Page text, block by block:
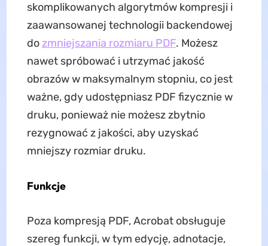
skomplikowanych algorytmów kompresji i
zaawansowanej technologii backendowej
dozmniejszania rozmiaru PDF. Możesz
nawet spróbować i utrzymać jakość
obrazów w maksymalnym stopniu, co jest
ważne, gdy udostępniasz PDF fizycznie w
druku, ponieważ nie możesz zbytnio
rezygnować z jakości, aby uzyskać
mniejszy rozmiar druku.
Funkcje
Poza kompresją PDF, Acrobat obsługuje
szereg funkcji, w tym edycję, adnotacje,